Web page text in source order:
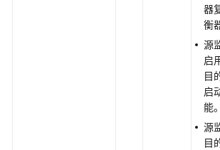
器
衡
源
启
目
启
能。
源
目